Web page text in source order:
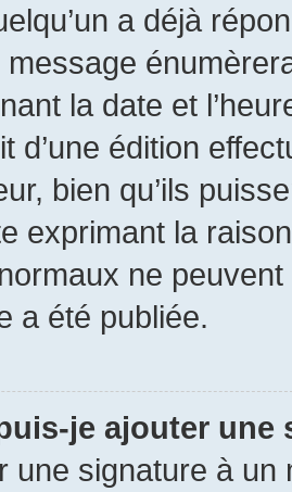
a déjà
la date et
d’une édition
bien qu’ils
exprimant la
ne
a été publiée.
je ajouter une
une signature à un